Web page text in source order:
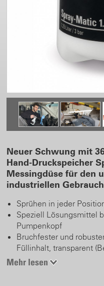
Neuer Schwung mit
Hand-Druckspeicher
Messingdüse für den
industriellen
Sprühen in jeder
Speziell Lösungsmittel
Pumpenkopf
Bruchfester und
Füllinhalt, transparent
Griffmulden
Mehr lesen